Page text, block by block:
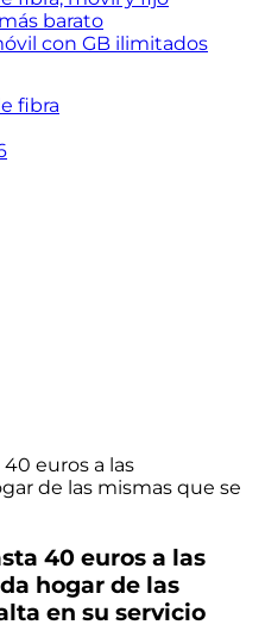
barato
con GB ilimitados
fibra
euros a las
de las mismas que se
40 euros a las
hogar de las
en su servicio